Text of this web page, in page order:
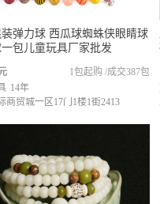
装弹力球 西瓜球蜘蛛侠眼睛球
包儿童玩具厂家批发
成交387包
1包起购 /
14年
商贸城一区17门1楼1街2413